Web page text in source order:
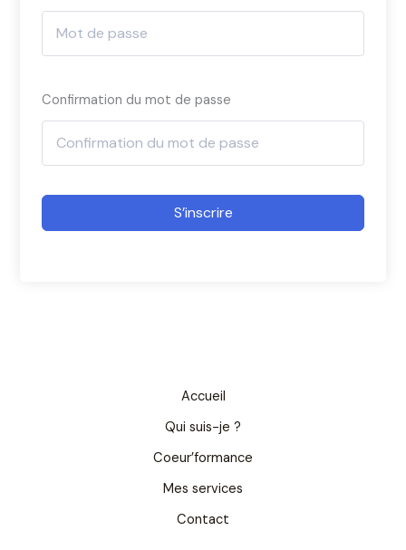
Confirmation du mot de passe
S’inscrire
Accueil
Qui suis-je ?
Coeur’formance
Mes services
Contact